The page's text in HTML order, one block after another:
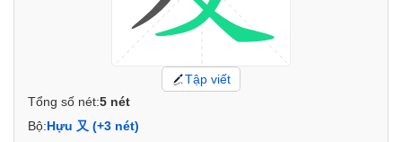
Tập viết
Tổng số nét:5 nét
Bộ:Hựu 又 (+3 nét)